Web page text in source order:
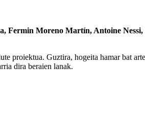
Fermin Moreno Martín, Antoine
proiektua. Guztira, hogeita hamar bat
dira beraien lanak.